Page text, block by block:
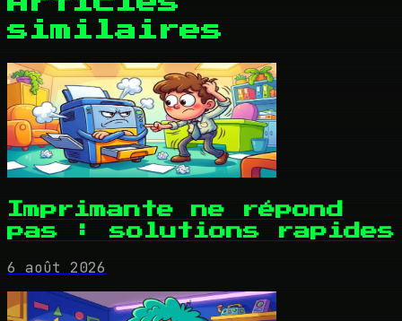
similaires
Imprimante ne répond
pas : solutions rapides
6 août 2026